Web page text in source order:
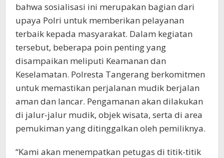
bahwa sosialisasi ini merupakan bagian dari
upaya Polri untuk memberikan pelayanan
terbaik kepada masyarakat. Dalam kegiatan
tersebut, beberapa poin penting yang
disampaikan meliputi Keamanan dan
Keselamatan. Polresta Tangerang berkomitmen
untuk memastikan perjalanan mudik berjalan
aman dan lancar. Pengamanan akan dilakukan
di jalur-jalur mudik, objek wisata, serta di area
pemukiman yang ditinggalkan oleh pemiliknya.
“Kami akan menempatkan petugas di titik-titik